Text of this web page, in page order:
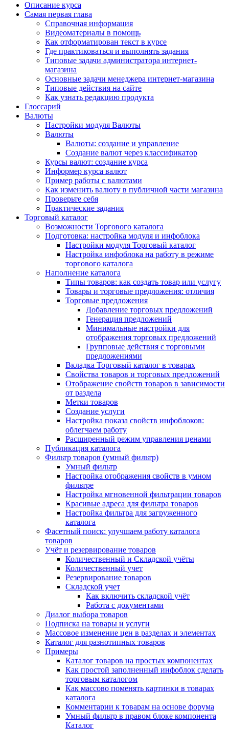
Описание курса
Самая первая глава
Справочная информация
Видеоматериалы в помощь
Как отформатирован текст в курсе
Где практиковаться и выполнять задания
Типовые задачи администратора интернет-
магазина
Основные задачи менеджера интернет-магазина
Типовые действия на сайте
Как узнать редакцию продукта
Глоссарий
Валюты
Настройки модуля Валюты
Валюты
Валюты: создание и управление
Создание валют через классификатор
Курсы валют: создание курса
Информер курса валют
Пример работы с валютами
Как изменить валюту в публичной части магазина
Проверьте себя
Практические задания
Торговый каталог
Возможности Торгового каталога
Подготовка: настройка модуля и инфоблока
Настройки модуля Торговый каталог
Настройка инфоблока на работу в режиме
торгового каталога
Наполнение каталога
Типы товаров: как создать товар или услугу
Товары и торговые предложения: отличия
Торговые предложения
Добавление торговых предложений
Генерация предложений
Минимальные настройки для
отображения торговых предложений
Групповые действия с торговыми
предложениями
Вкладка Торговый каталог в товарах
Свойства товаров и торговых предложений
Отображение свойств товаров в зависимости
от раздела
Метки товаров
Создание услуги
Настройка показа свойств инфоблоков:
облегчаем работу
Расширенный режим управления ценами
Публикация каталога
Фильтр товаров (умный фильтр)
Умный фильтр
Настройка отображения свойств в умном
фильтре
Настройка мгновенной фильтрации товаров
Красивые адреса для фильтра товаров
Настройка фильтра для загруженного
каталога
Фасетный поиск: улучшаем работу каталога
товаров
Учёт и резервирование товаров
Количественный и Складской учёты
Количественный учет
Резервирование товаров
Складской учет
Как включить складской учёт
Работа с документами
Диалог выбора товаров
Подписка на товары и услуги
Массовое изменение цен в разделах и элементах
Каталог для разнотипных товаров
Примеры
Каталог товаров на простых компонентах
Как простой заполненный инфоблок сделать
торговым каталогом
Как массово поменять картинки в товарах
каталога
Комментарии к товарам на основе форума
Умный фильтр в правом блоке компонента
Каталог